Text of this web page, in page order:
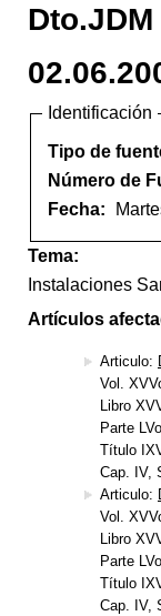
Identificación
Tipo de
Número de
Fecha:
Tema:
Instalaciones
Artículos
Articulo:
Vol.
Libro
Parte
Título
Cap. IV,
Articulo:
Vol.
Libro
Parte
Título
Cap. IV,